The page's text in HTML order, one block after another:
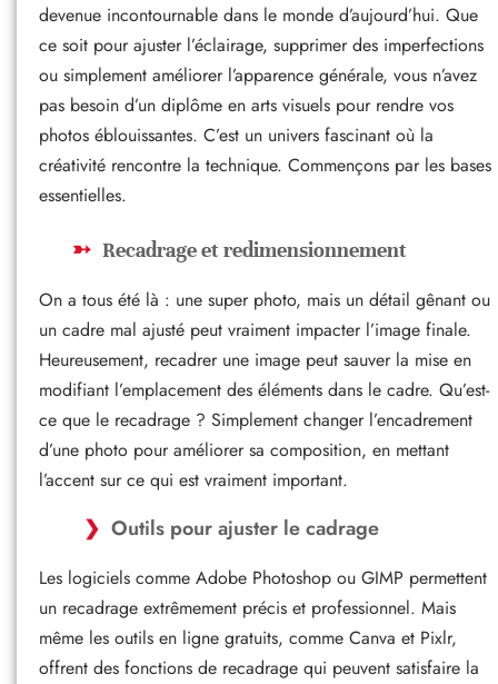
devenue incontournable dans le monde d’aujourd’hui. Que
ce soit pour ajuster l’éclairage, supprimer des imperfections
ou simplement améliorer l’apparence générale, vous n’avez
pas besoin d’un diplôme en arts visuels pour rendre vos
photos éblouissantes. C’est un univers fascinant où la
créativité rencontre la technique. Commençons par les bases
essentielles.
Recadrage et redimensionnement
On a tous été là : une super photo, mais un détail gênant ou
un cadre mal ajusté peut vraiment impacter l’image finale.
Heureusement, recadrer une image peut sauver la mise en
modifiant l’emplacement des éléments dans le cadre. Qu’est-
ce que le recadrage ? Simplement changer l’encadrement
d’une photo pour améliorer sa composition, en mettant
l’accent sur ce qui est vraiment important.
Outils pour ajuster le cadrage
Les logiciels comme Adobe Photoshop ou GIMP permettent
un recadrage extrêmement précis et professionnel. Mais
même les outils en ligne gratuits, comme Canva et Pixlr,
offrent des fonctions de recadrage qui peuvent satisfaire la